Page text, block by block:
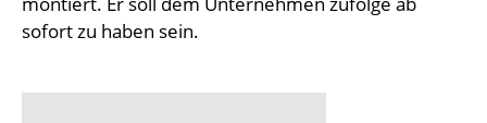
sofort zu haben sein.